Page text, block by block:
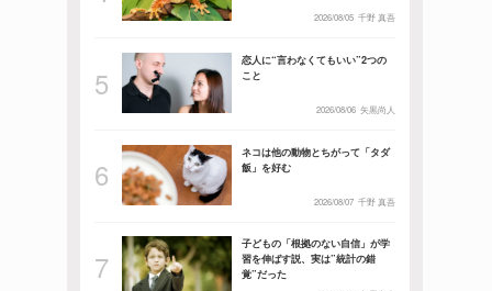
2026/08/05 千野 真吾
恋人に“言わなくてもいい”2つの
こと
2026/08/06 矢黒尚人
ネコは他の動物とちがって「タダ
飯」を好む
2026/08/07 千野 真吾
子どもの「根拠のない自信」が学
習を伸ばす説、実は”統計の錯
覚”だった